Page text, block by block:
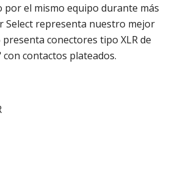
por el mismo equipo durante más
Select representa nuestro mejor
presenta conectores tipo XLR de
contactos plateados.